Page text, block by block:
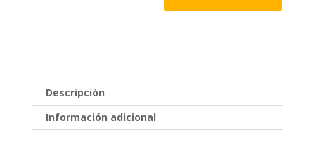
Descripción
Información adicional